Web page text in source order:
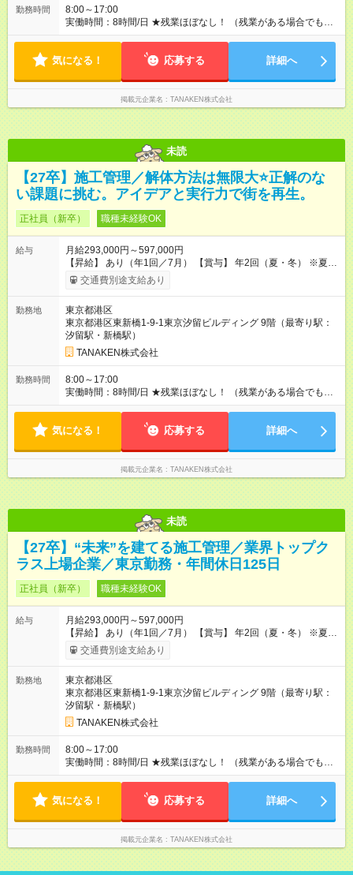
3万円（その他条件あり） 【試用期間】試用期間あり 試用期間
の長さ：3ヶ月 雇用形態、給与は本採用時と同じです。
勤務時間
8:00～17:00
実働時間：8時間/日 ★残業ほぼなし！ （残業がある場合でも、1
日1時間程度）
気になる！ 応募する 詳細へ
掲載元企業名 TANAKEN株式会社
未読
【27卒】施工管理／解体方法は無限大⭐正解のな
い課題に挑む。アイデアと実行力で街を再生。
正社員（新卒） 職種未経験OK
給与
月給293,000円～597,000円
【昇給】 あり（年1回／7月） 【賞与】 年2回（夏・冬） ※夏季
は業績インセンティブとして支給 【手当】 ◆時間外手当（全額
支給） ◆休日出勤手当 ◆職能手当（月額）：監理技術者／3万
／1万円、2級建築士・建築施工管理技士・土木施工管理技士・
建設機械施工管理技士／1万円、1級建築士・建築施工管理技
士・土木施工管理技士・建設機械施工管理技士／2万円 ※上限2
万円 ◆家族手当（月額）：扶養する18歳未満の子1人につき2万
円（人数制限なし） ◆家賃手当（月額）：新卒最長8年間、上限
3万円（その他条件あり） 【試用期間】試用期間あり 試用期間
の長さ：3ヶ月 雇用形態、給与は本採用時と同じです。
交通費別途支給あり
勤務地
東京都港区
東京都港区東新橋1-9-1東京汐留ビルディング 9階（最寄り駅：
汐留駅・新橋駅）
TANAKEN株式会社
勤務時間
8:00～17:00
実働時間：8時間/日 ★残業ほぼなし！ （残業がある場合でも、1
日1時間程度）
気になる！ 応募する 詳細へ
掲載元企業名 TANAKEN株式会社
未読
【27卒】“未来”を建てる施工管理／業界トップク
ラス上場企業／東京勤務・年間休日125日
正社員（新卒） 職種未経験OK
給与
月給293,000円～597,000円
【昇給】 あり（年1回／7月） 【賞与】 年2回（夏・冬） ※夏季
は業績インセンティブとして支給 【手当】 ◆時間外手当（全額
支給） ◆休日出勤手当 ◆職能手当（月額）：監理技術者／3万
／1万円、2級建築士・建築施工管理技士・土木施工管理技士・
建設機械施工管理技士／1万円、1級建築士・建築施工管理技
士・土木施工管理技士・建設機械施工管理技士／2万円 ※上限
2万円 ◆家族手当（月額）：扶養する18歳未満の子1人につき2万
円（人数制限なし） ◆家賃手当（月額）：新卒最長8年間、上限
3万円（その他条件あり） 【試用期間】試用期間あり 試用期間
の長さ：3ヶ月 雇用形態、給与は本採用時と同じです。
交通費別途支給あり
勤務地
東京都港区
東京都港区東新橋1-9-1東京汐留ビルディング 9階（最寄り駅：
汐留駅・新橋駅）
TANAKEN株式会社
勤務時間
8:00～17:00
実働時間：8時間/日 ★残業ほぼなし！ （残業がある場合でも、1
日1時間程度）
気になる！ 応募する 詳細へ
掲載元企業名 TANAKEN株式会社